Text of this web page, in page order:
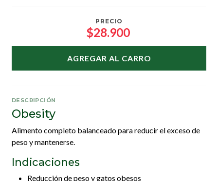
PRECIO
$28.900
AGREGAR AL CARRO
DESCRIPCIÓN
Obesity
Alimento completo balanceado para reducir el exceso de
peso y mantenerse.
Indicaciones
Reducción de peso y gatos obesos